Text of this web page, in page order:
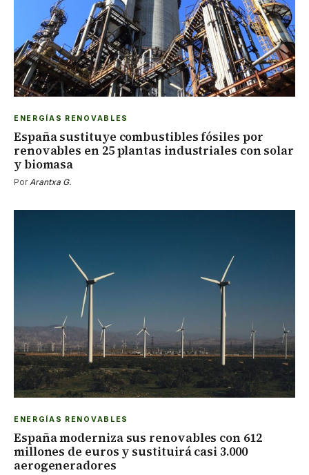
ENERGÍAS RENOVABLES
España sustituye combustibles fósiles por
renovables en 25 plantas industriales con solar
y biomasa
PorArantxa G.
ENERGÍAS RENOVABLES
España moderniza sus renovables con 612
millones de euros y sustituirá casi 3.000
aerogeneradores